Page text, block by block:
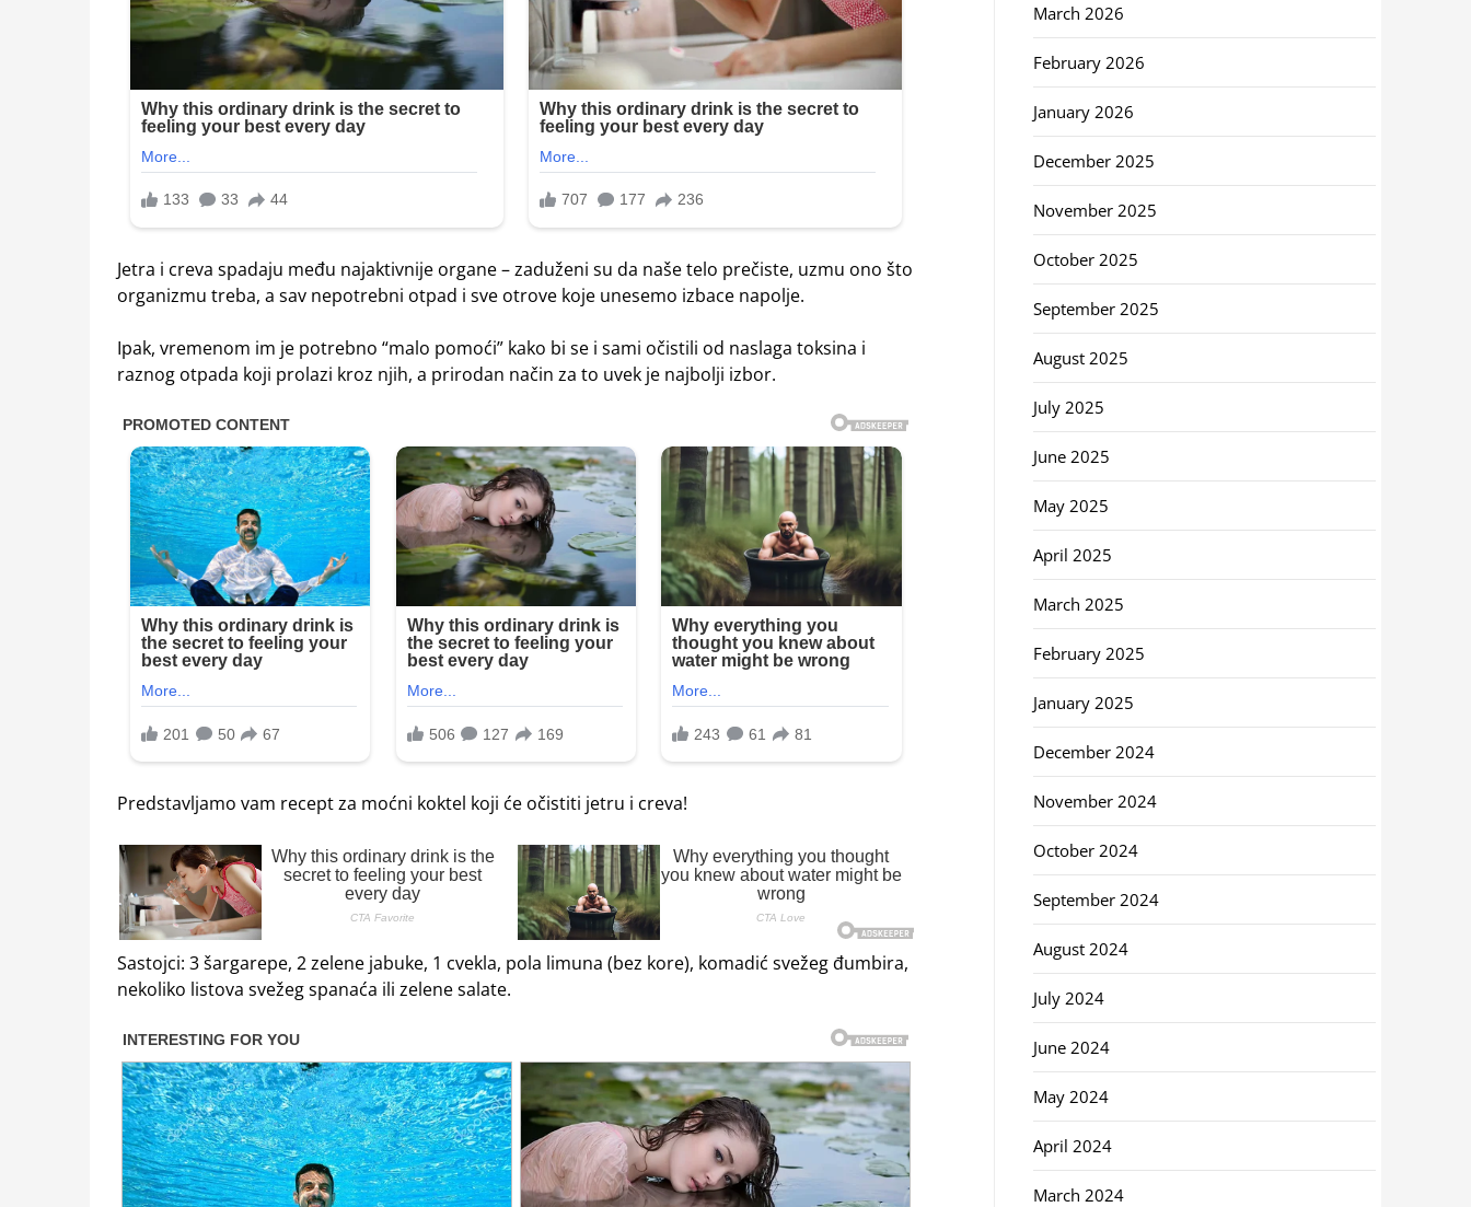
Jetra i creva spadaju među najaktivnije organe – zaduženi su da naše telo prečiste, uzmu ono što
organizmu treba, a sav nepotrebni otpad i sve otrove koje unesemo izbace napolje.
Ipak, vremenom im je potrebno “malo pomoći” kako bi se i sami očistili od naslaga toksina i
raznog otpada koji prolazi kroz njih, a prirodan način za to uvek je najbolji izbor.
Predstavljamo vam recept za moćni koktel koji će očistiti jetru i creva!
Sastojci: 3 šargarepe, 2 zelene jabuke, 1 cvekla, pola limuna (bez kore), komadić svežeg đumbira,
nekoliko listova svežeg spanaća ili zelene salate.
March 2026
February 2026
January 2026
December 2025
November 2025
October 2025
September 2025
August 2025
July 2025
June 2025
May 2025
April 2025
March 2025
February 2025
January 2025
December 2024
November 2024
October 2024
September 2024
August 2024
July 2024
June 2024
May 2024
April 2024
March 2024